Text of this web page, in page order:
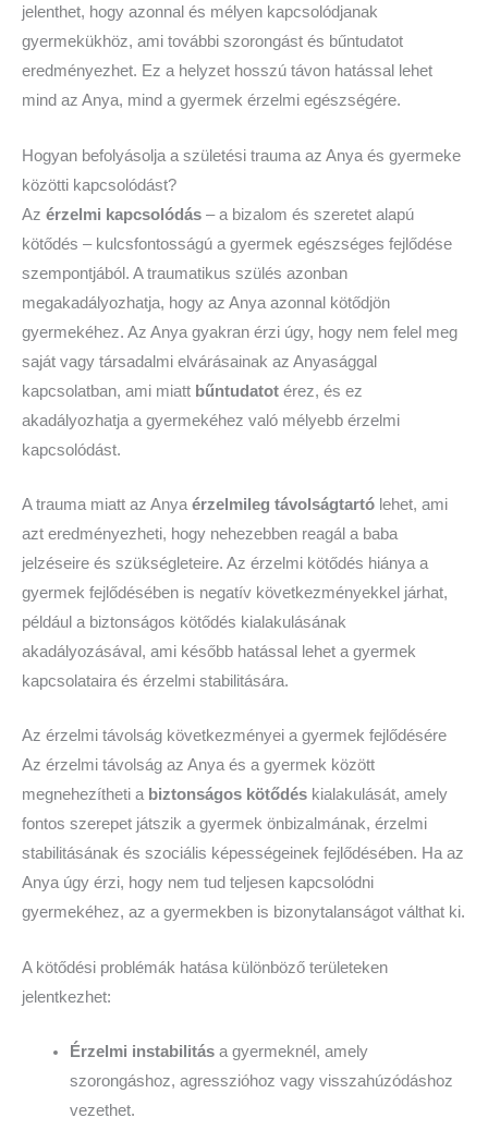
jelenthet, hogy azonnal és mélyen kapcsolódjanak
gyermekükhöz, ami további szorongást és bűntudatot
eredményezhet. Ez a helyzet hosszú távon hatással lehet
mind az Anya, mind a gyermek érzelmi egészségére.
Hogyan befolyásolja a születési trauma az Anya és gyermeke
közötti kapcsolódást?
Az érzelmi kapcsolódás – a bizalom és szeretet alapú
kötődés – kulcsfontosságú a gyermek egészséges fejlődése
szempontjából. A traumatikus szülés azonban
megakadályozhatja, hogy az Anya azonnal kötődjön
gyermekéhez. Az Anya gyakran érzi úgy, hogy nem felel meg
saját vagy társadalmi elvárásainak az Anyasággal
kapcsolatban, ami miatt bűntudatot érez, és ez
akadályozhatja a gyermekéhez való mélyebb érzelmi
kapcsolódást.
A trauma miatt az Anya érzelmileg távolságtartó lehet, ami
azt eredményezheti, hogy nehezebben reagál a baba
jelzéseire és szükségleteire. Az érzelmi kötődés hiánya a
gyermek fejlődésében is negatív következményekkel járhat,
például a biztonságos kötődés kialakulásának
akadályozásával, ami később hatással lehet a gyermek
kapcsolataira és érzelmi stabilitására.
Az érzelmi távolság következményei a gyermek fejlődésére
Az érzelmi távolság az Anya és a gyermek között
megnehezítheti a biztonságos kötődés kialakulását, amely
fontos szerepet játszik a gyermek önbizalmának, érzelmi
stabilitásának és szociális képességeinek fejlődésében. Ha az
Anya úgy érzi, hogy nem tud teljesen kapcsolódni
gyermekéhez, az a gyermekben is bizonytalanságot válthat ki.
A kötődési problémák hatása különböző területeken
jelentkezhet:
Érzelmi instabilitása gyermeknél, amely
szorongáshoz, agresszióhoz vagy visszahúzódáshoz
vezethet.